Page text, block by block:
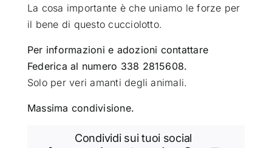
La cosa importante è che uniamo le forze per
il bene di questo cucciolotto.
Per informazioni e adozioni contattare
Federica al numero 338 2815608.
Solo per veri amanti degli animali.
Massima condivisione.
Condividi sui tuoi social